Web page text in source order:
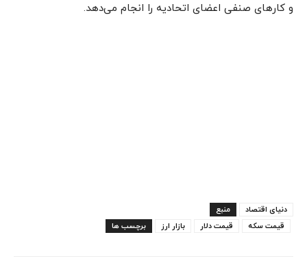
و کارهای صنفی اعضای اتحادیه را انجام می‌دهد.
منبع
دنیای اقتصاد
برچسب ها
بازار ارز قیمت دلار قیمت سکه